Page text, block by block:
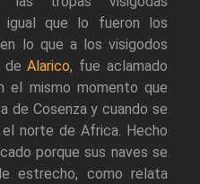
que lo fueron los
lo que a los visigodos
deAlarico, fue aclamado
el mismo momento que
de Cosenza y cuando se
norte de Africa. Hecho
porque sus naves se
estrecho, como relata